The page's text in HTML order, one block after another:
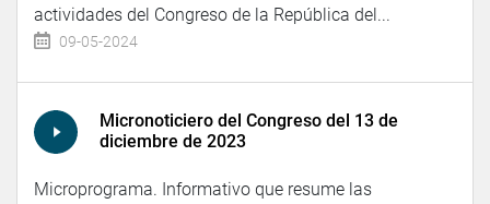
actividades del Congreso de la República del...
09-05-2024
Micronoticiero del Congreso del 13 de
diciembre de 2023
Microprograma. Informativo que resume las